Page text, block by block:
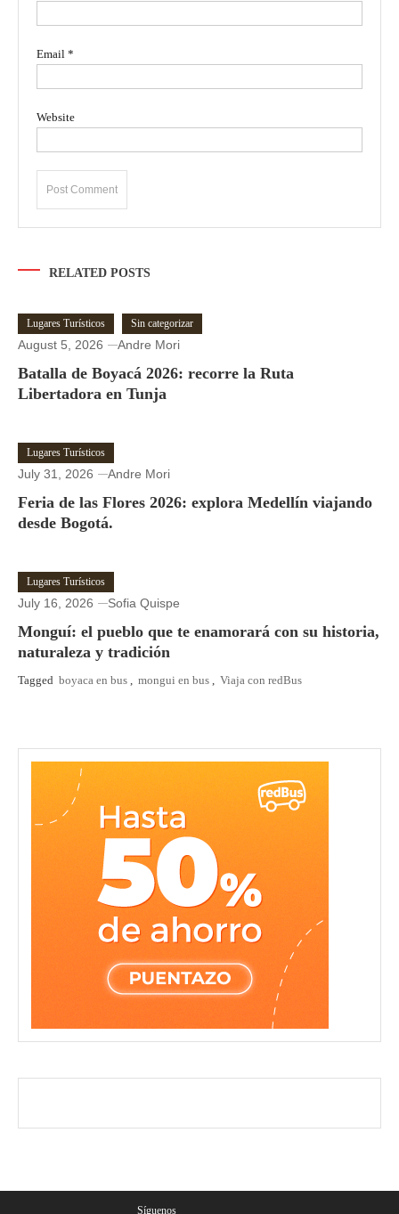
Email *
Website
RELATED POSTS
Lugares Turísticos Sin categorizar
August 5, 2026 Andre Mori
Batalla de Boyacá 2026: recorre la Ruta
Libertadora en Tunja
Lugares Turísticos
July 31, 2026 Andre Mori
Feria de las Flores 2026: explora Medellín viajando
desde Bogotá.
Lugares Turísticos
July 16, 2026 Sofia Quispe
Monguí: el pueblo que te enamorará con su historia,
naturaleza y tradición
Tagged boyaca en bus , mongui en bus , Viaja con redBus
Síguenos